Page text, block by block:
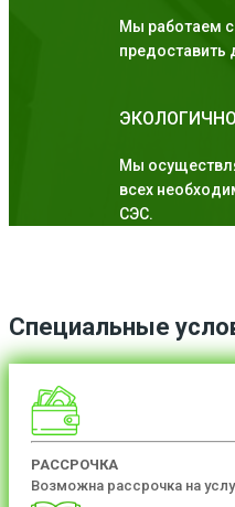
Мы работаем
предоставить
Мы
всех
СЭС.
Специальные
РАССРОЧКА
Возможна рассрочка на